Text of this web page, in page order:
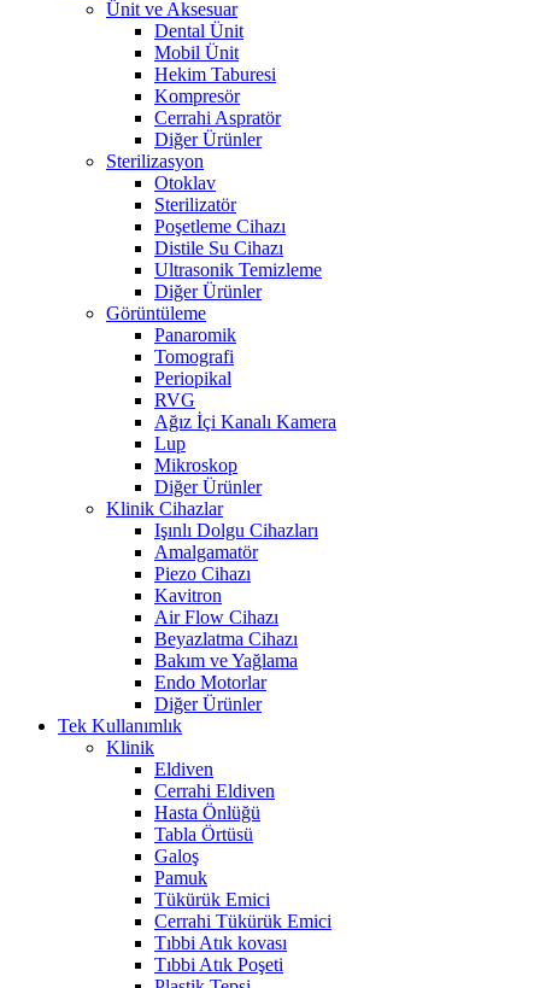
Ünit ve Aksesuar
Dental Ünit
Mobil Ünit
Hekim Taburesi
Kompresör
Cerrahi Aspratör
Diğer Ürünler
Sterilizasyon
Otoklav
Sterilizatör
Poşetleme Cihazı
Distile Su Cihazı
Ultrasonik Temizleme
Diğer Ürünler
Görüntüleme
Panaromik
Tomografi
Periopikal
RVG
Ağız İçi Kanalı Kamera
Lup
Mikroskop
Diğer Ürünler
Klinik Cihazlar
Işınlı Dolgu Cihazları
Amalgamatör
Piezo Cihazı
Kavitron
Air Flow Cihazı
Beyazlatma Cihazı
Bakım ve Yağlama
Endo Motorlar
Diğer Ürünler
Tek Kullanımlık
Klinik
Eldiven
Cerrahi Eldiven
Hasta Önlüğü
Tabla Örtüsü
Galoş
Pamuk
Tükürük Emici
Cerrahi Tükürük Emici
Tıbbi Atık kovası
Tıbbi Atık Poşeti